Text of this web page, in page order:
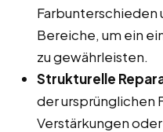
Farbunterschieden
Bereiche, um ein
zu gewährleisten.
Strukturelle
der ursprünglichen
Verstärkungen